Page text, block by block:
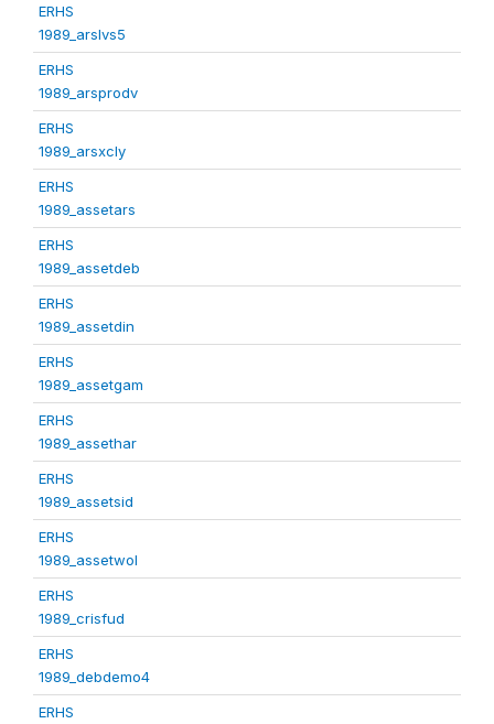
ERHS
1989_arslvs5
ERHS
1989_arsprodv
ERHS
1989_arsxcly
ERHS
1989_assetars
ERHS
1989_assetdeb
ERHS
1989_assetdin
ERHS
1989_assetgam
ERHS
1989_assethar
ERHS
1989_assetsid
ERHS
1989_assetwol
ERHS
1989_crisfud
ERHS
1989_debdemo4
ERHS